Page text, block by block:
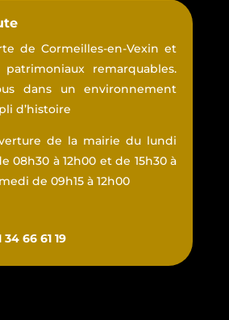
de Cormeilles-en-Vexin et
remarquables.
dans un environnement
d’histoire
de la mairie du lundi
08h30 à 12h00 et de 15h30 à
de 09h15 à 12h00
66 61 19